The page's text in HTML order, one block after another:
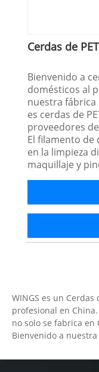
Cerdas de
Bienvenido a
domésticos al
nuestra fábrica
es cerdas de
proveedores
El filamento de
en la limpieza
maquillaje y
WINGS es un
profesional en
no solo se fabrica en
Bienvenido a